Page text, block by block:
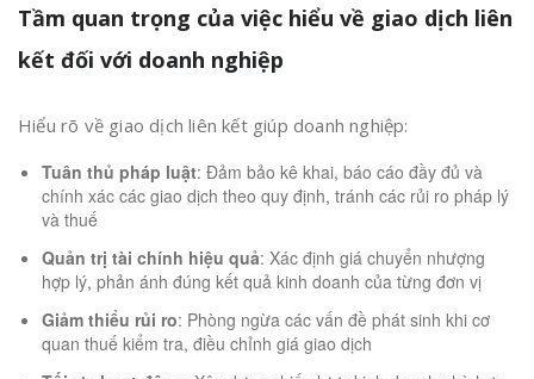
Tầm quan trọng của việc hiểu về giao dịch liên
kết đối với doanh nghiệp
Hiểu rõ về giao dịch liên kết giúp doanh nghiệp:
Tuân thủ pháp luật: Đảm bảo kê khai, báo cáo đầy đủ và
chính xác các giao dịch theo quy định, tránh các rủi ro pháp lý
và thuế
Quản trị tài chính hiệu quả: Xác định giá chuyển nhượng
hợp lý, phản ánh đúng kết quả kinh doanh của từng đơn vị
Giảm thiểu rủi ro: Phòng ngừa các vấn đề phát sinh khi cơ
quan thuế kiểm tra, điều chỉnh giá giao dịch